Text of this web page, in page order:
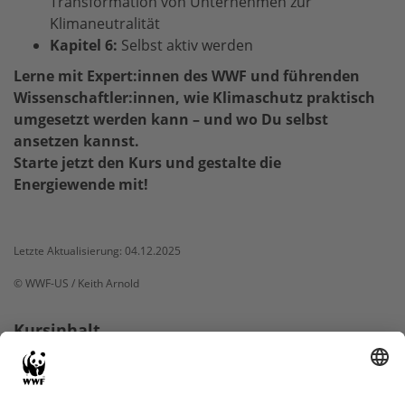
Klimaneutralität
Kapitel 6: Selbst aktiv werden
Lerne mit Expert:innen des WWF und führenden
Wissenschaftler:innen, wie Klimaschutz praktisch
umgesetzt werden kann – und wo Du selbst
ansetzen kannst.
Starte jetzt den Kurs und gestalte die
Energiewende mit!
Letzte Aktualisierung: 04.12.2025
© WWF-US / Keith Arnold
Kursinhalt